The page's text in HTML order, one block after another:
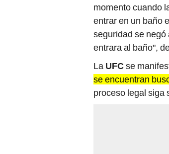
momento cuando
entrar en un baño
seguridad se negó
entrara al baño",
La UFCse
se encuentran
proceso legal siga